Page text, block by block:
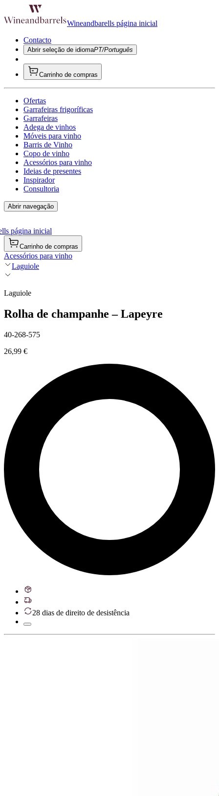
Wineandbarells página inicial
Contacto
Abrir seleção de idiomaPT/Português
Carrinho de compras
Ofertas
Garrafeiras frigoríficas
Garrafeiras
Adega de vinhos
Móveis para vinho
Barris de Vinho
Copo de vinho
Acessórios para vinho
Ideias de presentes
Inspirador
Consultoria
Abrir navegação
página inicial
Carrinho de compras
Acessórios para vinho
Laguiole
Laguiole
Rolha de champanhe – Lapeyre
40-268-575
26,99 €
28 dias de direito de desistência